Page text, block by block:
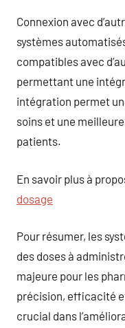
Connexion avec
systèmes
compatibles avec
permettant une
intégration permet
soins et une
patients.
En savoir plus à
dosage
Pour résumer, les
des doses à
majeure pour les
précision, efficacité
crucial dans